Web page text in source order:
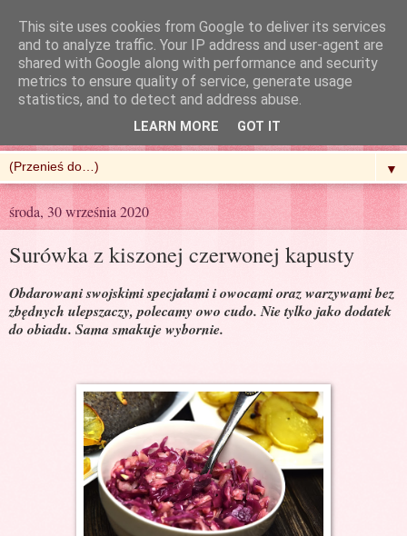
R'n'G Kitchen
▼
środa, 30 września 2020
Surówka z kiszonej czerwonej kapusty
Obdarowani swojskimi specjałami i owocami oraz warzywami bez
zbędnych ulepszaczy, polecamy owo cudo. Nie tylko jako dodatek
do obiadu. Sama smakuje wybornie.
This site uses cookies from Google to deliver its services
and to analyze traffic. Your IP address and user-agent are
shared with Google along with performance and security
metrics to ensure quality of service, generate usage
statistics, and to detect and address abuse.
LEARN MORE GOT IT